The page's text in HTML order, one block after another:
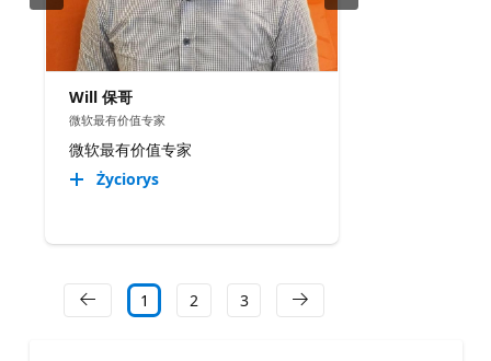
Will 保哥
微软最有价值专家
微软最有价值专家
Życiorys
1 2 3